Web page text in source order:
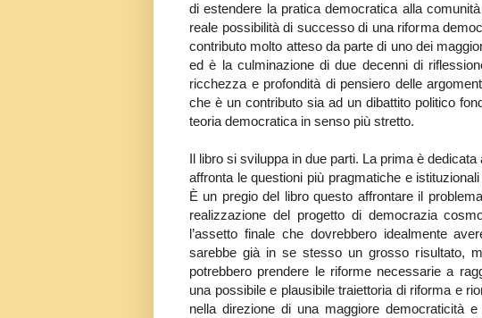
di estendere la pratica democratica alla
reale possibilità di successo di una riforma
contributo molto atteso da parte di uno dei
ed è la culminazione di due decenni di
ricchezza e profondità di pensiero delle
che è un contributo sia ad un dibattito politico
teoria democratica in senso più stretto.
Il libro si sviluppa in due parti. La prima è
affronta le questioni più pragmatiche e
È un pregio del libro questo affrontare il
realizzazione del progetto di democrazia
l’assetto finale che dovrebbero idealmente
sarebbe già in se stesso un grosso risultato,
potrebbero prendere le riforme necessarie a
una possibile e plausibile traiettoria di riforma e
nella direzione di una maggiore democraticità